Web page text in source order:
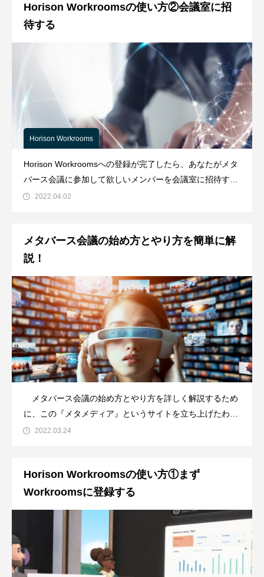
Quest2をレンタルするメリットや、当サイ
Horison Workroomsの使い方②会議室に招
待する
Horison Workrooms
Horison Workroomsへの登録が完了したら、あなたがメタ
バース会議に参加して欲しいメンバーを会議室に招待する
必要があります。まずそのためには説明はないのですが理
理解し
2022.04.02
メタバース会議の始め方とやり方を簡単に解
説！
メタバース会議の始め方とやり方を詳しく解説するため
に、この『メタメディア』というサイトを立ち上げたわけ
です。マニュアル的にまとめたページを掲載はしているも
の記事では、メタバース会議の始め方と
2022.03.24
Horison Workroomsの使い方①まず
Workroomsに登録する